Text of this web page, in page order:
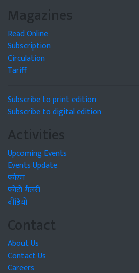
Magazines
Read Online
Subscription
Circulation
Tariff
Subscribe to print edition
Subscribe to digital edition
Activities
Upcoming Events
Events Update
फोरम
फोटो गैलरी
वीडियो
Contact
About Us
Contact Us
Careers